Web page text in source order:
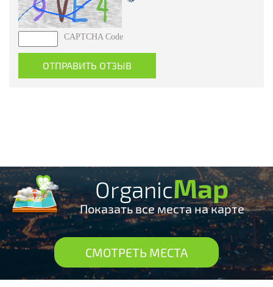
CAPTCHA Code
OrganicMap
Показать все места на карте
СМОТРЕТЬ МЕСТА